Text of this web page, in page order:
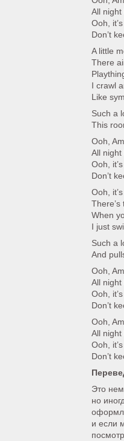
All
Ooh,
Don’t
A little
There
I crawl
Like
Such a
This
Ooh,
All
Ooh,
Don’t
Ooh,
When
I just
Such a
And
Ooh,
All
Ooh,
Don’t
Ooh,
All
Ooh,
Don’t
Это
но
и если